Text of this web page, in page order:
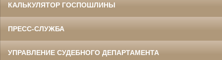
КАЛЬКУЛЯТОР ГОСПОШЛИНЫ
ПРЕСС-СЛУЖБА
УПРАВЛЕНИЕ СУДЕБНОГО ДЕПАРТАМЕНТА